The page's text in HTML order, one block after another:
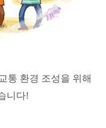
통 환경 조성을 위해
니다!